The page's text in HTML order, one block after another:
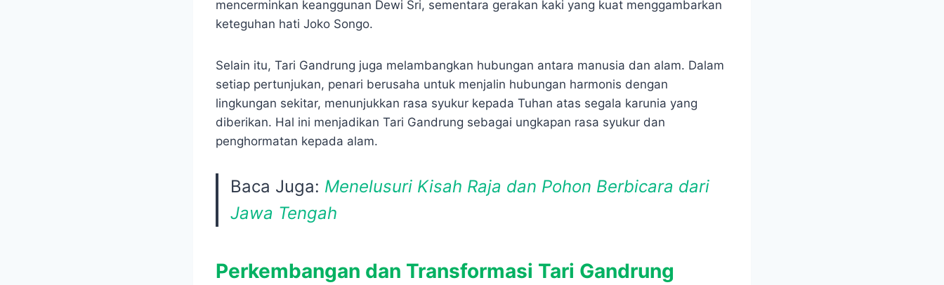
mencerminkan keanggunan Dewi Sri, sementara gerakan kaki yang kuat menggambarkan
keteguhan hati Joko Songo.
Selain itu, Tari Gandrung juga melambangkan hubungan antara manusia dan alam. Dalam
setiap pertunjukan, penari berusaha untuk menjalin hubungan harmonis dengan
lingkungan sekitar, menunjukkan rasa syukur kepada Tuhan atas segala karunia yang
diberikan. Hal ini menjadikan Tari Gandrung sebagai ungkapan rasa syukur dan
penghormatan kepada alam.
Baca Juga: Menelusuri Kisah Raja dan Pohon Berbicara dari
Jawa Tengah
Perkembangan dan Transformasi Tari Gandrung